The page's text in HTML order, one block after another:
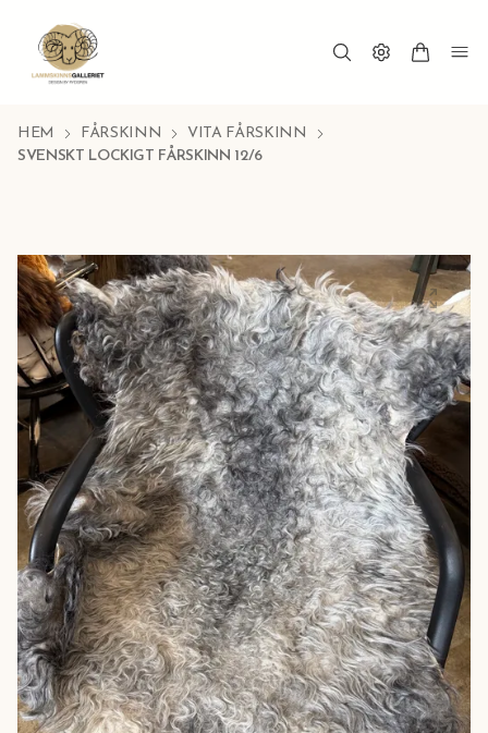
HEM FÅRSKINN
VITA FÅRSKINN
SVENSKT LOCKIGT FÅRSKINN 12/6